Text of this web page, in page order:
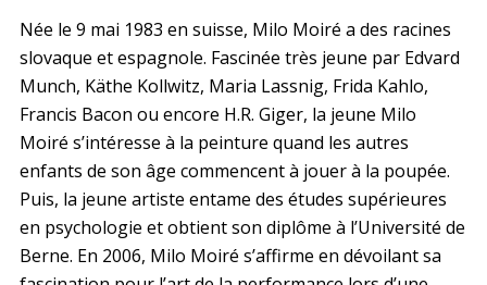
Née le 9 mai 1983 en suisse, Milo Moiré a des racines
slovaque et espagnole. Fascinée très jeune par Edvard
Munch, Käthe Kollwitz, Maria Lassnig, Frida Kahlo,
Francis Bacon ou encore H.R. Giger, la jeune Milo
Moiré s’intéresse à la peinture quand les autres
enfants de son âge commencent à jouer à la poupée.
Puis, la jeune artiste entame des études supérieures
en psychologie et obtient son diplôme à l’Université de
Berne. En 2006, Milo Moiré s’affirme en dévoilant sa